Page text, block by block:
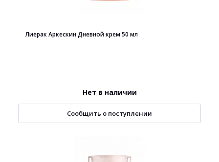
Лиерак Аркескин Дневной крем 50 мл
Нет в наличии
Сообщить о поступлении